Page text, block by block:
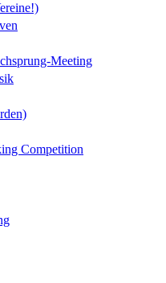
Meeting
Competition